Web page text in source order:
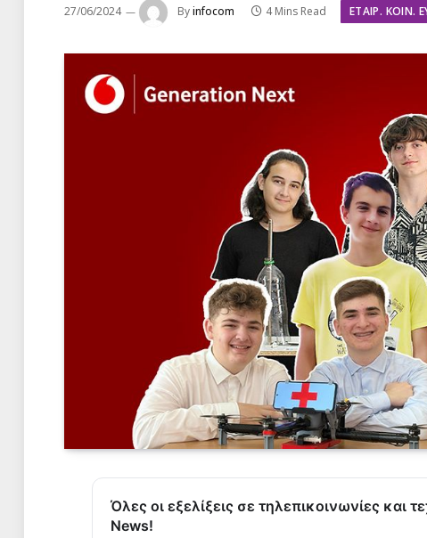
27/06/2024 Byinfocom 4 Mins Read ΕΤΑΙΡ. ΚΟΙΝ.
Όλες οι εξελίξεις σε τηλεπικοινωνίες και
News!